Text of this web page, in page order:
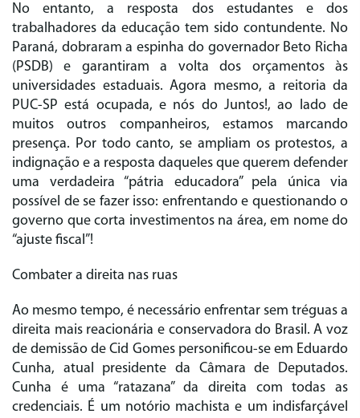
No entanto, a resposta dos estudantes e dos
trabalhadores da educação tem sido contundente. No
Paraná, dobraram a espinha do governador Beto Richa
(PSDB) e garantiram a volta dos orçamentos às
universidades estaduais. Agora mesmo, a reitoria da
PUC-SP está ocupada, e nós do Juntos!, ao lado de
muitos outros companheiros, estamos marcando
presença. Por todo canto, se ampliam os protestos, a
indignação e a resposta daqueles que querem defender
uma verdadeira “pátria educadora” pela única via
possível de se fazer isso: enfrentando e questionando o
governo que corta investimentos na área, em nome do
“ajuste fiscal”!
Combater a direita nas ruas
Ao mesmo tempo, é necessário enfrentar sem tréguas a
direita mais reacionária e conservadora do Brasil. A voz
de demissão de Cid Gomes personificou-se em Eduardo
Cunha, atual presidente da Câmara de Deputados.
Cunha é uma “ratazana” da direita com todas as
credenciais. É um notório machista e um indisfarçável